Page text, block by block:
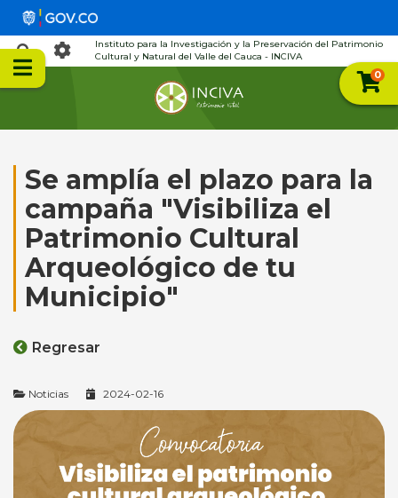
Instituto para la Investigación y la Preservación del Patrimonio
Cultural y Natural del Valle del Cauca - INCIVA
0
Se amplía el plazo para la
campaña "Visibiliza el
Patrimonio Cultural
Arqueológico de tu
Municipio"
Regresar
Noticias 2024-02-16